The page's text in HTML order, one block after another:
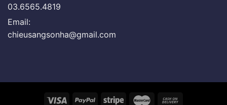
03.6565.4819
Email:
chieusangsonha@gmail.com